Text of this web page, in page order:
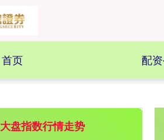
首页 配
大盘指数行情走势